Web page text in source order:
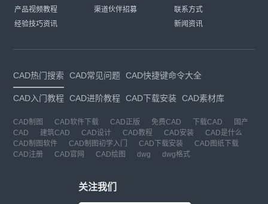
产品视频教程
经验技巧资讯
渠道伙伴招募
联系方式
新闻资讯
CAD热门搜索 CAD常见问题 CAD快捷键命令大全
CAD入门教程 CAD进阶教程 CAD下载安装 CAD素材库
CAD制图 CAD软件下载 CAD正版 免费CAD 下载CAD
国产
CAD
建筑CAD CAD设计 CAD教程 CAD安装
CAD是什么
CAD制图软件
CAD制图初学入门 CAD下载安装
CAD图纸下载
CAD注册
CAD官网 CAD绘图 dwg dwg格式
关注我们